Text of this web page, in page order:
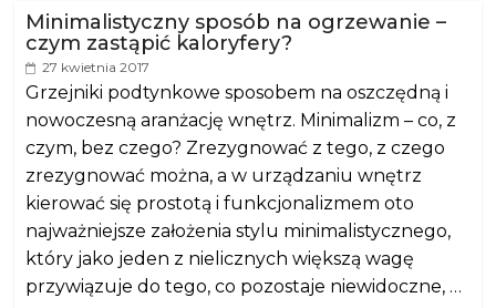
Minimalistyczny sposób na ogrzewanie –
czym zastąpić kaloryfery?
27 kwietnia 2017
Grzejniki podtynkowe sposobem na oszczędną i
nowoczesną aranżację wnętrz. Minimalizm – co, z
czym, bez czego? Zrezygnować z tego, z czego
zrezygnować można, a w urządzaniu wnętrz
kierować się prostotą i funkcjonalizmem oto
najważniejsze założenia stylu minimalistycznego,
który jako jeden z nielicznych większą wagę
przywiązuje do tego, co pozostaje niewidoczne, …